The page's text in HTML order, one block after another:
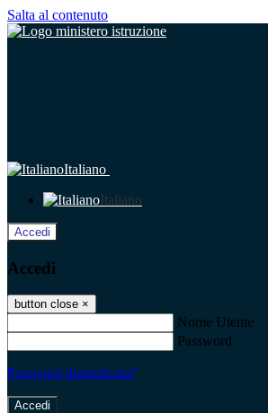
Salta al contenuto
Italiano
Italiano
Accedi
Accedi
button close ×
Nome Utente
Password
Password dimenticata?